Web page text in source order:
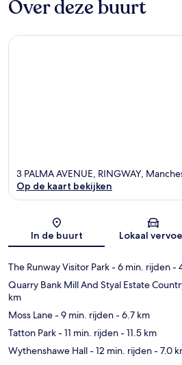
Over deze buurt
Kaart
3 PALMA AVENUE, RINGWAY,
Op de kaart bekijken
In de buurt Lokaal
The Runway Visitor Park- 6 min. rijden-
Quarry Bank Mill And Styal Estate
km
Moss Lane- 9 min. rijden- 6.7 km
Tatton Park- 11 min. rijden- 11.5 km
Wythenshawe Hall- 12 min. rijden- 7.0